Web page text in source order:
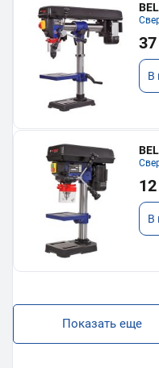
В
В
Показать еще